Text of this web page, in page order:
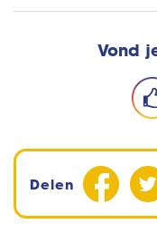
Vond
Delen